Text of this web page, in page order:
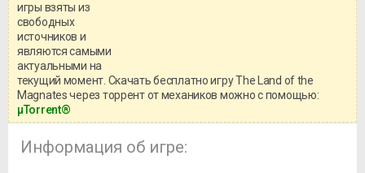
игры взяты из
свободных
источников и
являются самыми
актуальными на
текущий момент. Скачать бесплатно игру The Land of the
Magnates через торрент от механиков можно с помощью:
μTorrent®
Информация об игре: